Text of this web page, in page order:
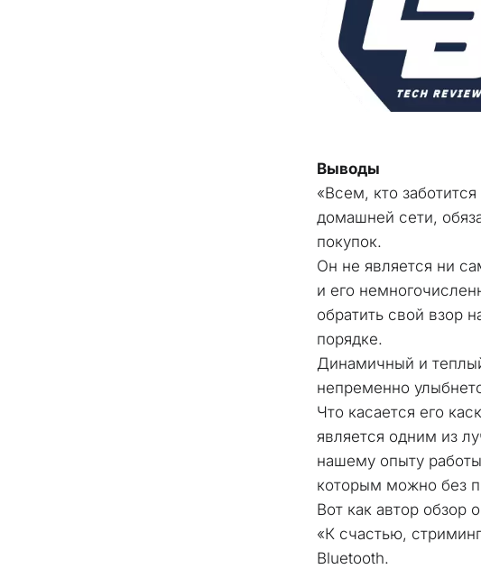
Выводы
«Всем, кто
домашней сети,
покупок.
Он не является ни
и его
обратить свой взор
порядке.
Динамичный и
непременно
Что касается его
является одним из
нашему опыту
которым можно без
Вот как автор обзор
«К счастью,
Bluetooth.